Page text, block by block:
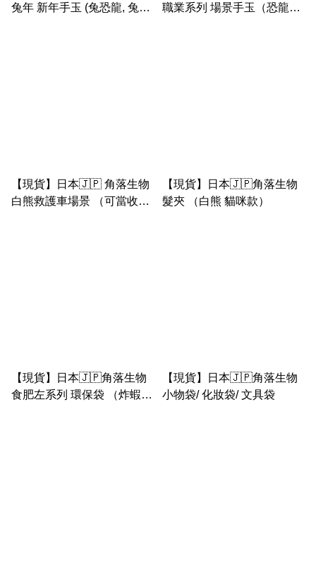
兔年 新年手玉 (兔恐龍, 兔山,
職業系列 場景手玉（恐龍&
【現貨】日本🇯🇵 角落生物
白熊救護車場景 （可當收納
【現貨】日本🇯🇵角落生物
髮夾 （白熊 貓咪款）
【現貨】日本🇯🇵角落生物
食肥左系列 環保袋 （炸蝦
【現貨】日本🇯🇵角落生物
小物袋/ 化妝袋/ 文具袋